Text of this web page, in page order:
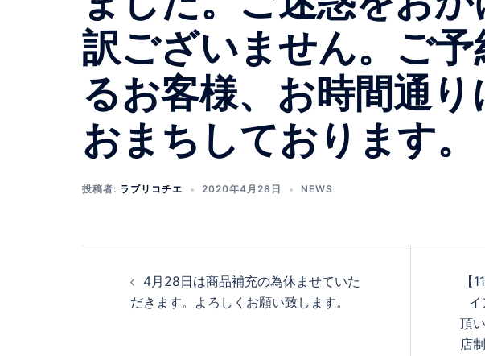
訳ございません。ご
るお客様、お時間通
おまちしております。
投稿者: ラブリコチエ 2020年4月28日 NEWS
4月28日は商品補充の為休ませていた
だきます。よろしくお願い致します。
【
頂
店